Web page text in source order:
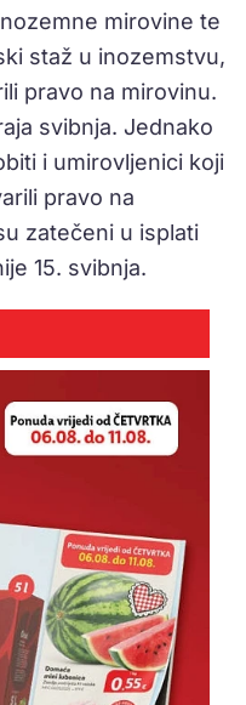
mirovine te
staž u inozemstvu,
pravo na mirovinu.
svibnja. Jednako
i umirovljenici koji
pravo na
zatečeni u isplati
15. svibnja.